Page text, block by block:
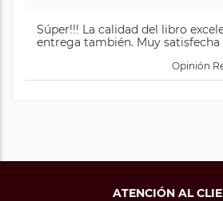
Súper!!! La calidad del libro
entrega también. Muy satisfecha
Opinión
ATENCIÓN AL